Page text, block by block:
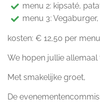
menu 2: kipsaté,
menu 3:
kosten: € 12,50 per menu
We hopen jullie allemaal
Met smakelijke groet,
De